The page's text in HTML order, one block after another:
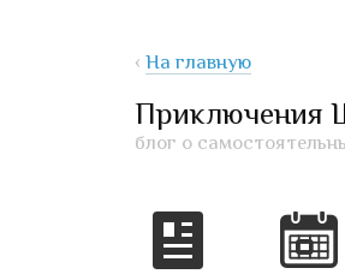
‹ На главную
Приключения
блог о